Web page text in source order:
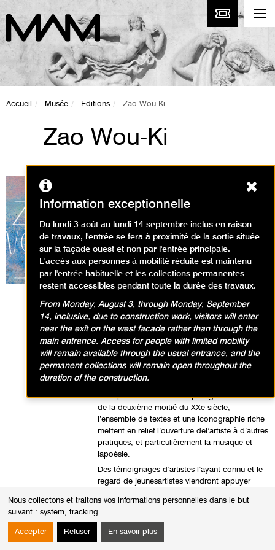
Nous collectons et traitons vos informations personnelles dans le but
suivant : system, tracking.
Accepter Refuser En savoir plus
Accueil Musée Editions Zao Wou-Ki
Zao Wou-Ki
« Zao Wou-Ki — L’espace est silence » est
représentaient pour le peintre les oeuvres de
de sa carrière. Repoussant les frontières du
châssis, Zao Wou-Ki se crée d’autres
perspectives et invente de nouveaux territoires.
Artiste au croisement de trois mondes, parti de
sa Chine natale à Paris en 1948, quand l’art
vivant se partageait entre la France et les États-
Unis, Zao Wou-Ki est demeuré attaché à une
scèneparisienne, tout en percevant la vivacité
de la création avantgardiste américaine.
L’exposition réunit pour la première fois un
grand nombre de polyptyques, de peintures et
d’encres de grand format issus desprincipales
collections européennes et asiatiques.
et sa place aux côtés des plus grands artistes
de la deuxième moitié du XXe siècle,
l’ensemble de textes et une iconographie riche
mettent en relief l’ouverture del’artiste à d’autres
pratiques, et particulièrement la musique et
lapoésie.
Des témoignages d’artistes l’ayant connu et le
regard de jeunesartistes viendront appuyer
chronologie illustrée et détaillée viendra
compléter l’ouvrage.
Information exceptionnelle
Du lundi 3 août au lundi 14 septembre inclus en raison
de travaux, l'entrée se fera à proximité de la sortie située
sur la façade ouest et non par l'entrée principale.
L'accès aux personnes à mobilité réduite est maintenu
par l'entrée habituelle et les collections permanentes
restent accessibles pendant toute la durée des travaux.
From Monday, August 3, through Monday, September
14, inclusive, due to construction work, visitors will enter
near the exit on the west facade rather than through the
main entrance. Access for people with limited mobility
will remain available through the usual entrance, and the
permanent collections will remain open throughout the
duration of the construction.